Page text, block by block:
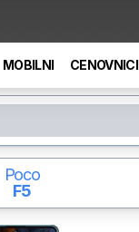
MOBILNI CENOVNICI
Poco
F5